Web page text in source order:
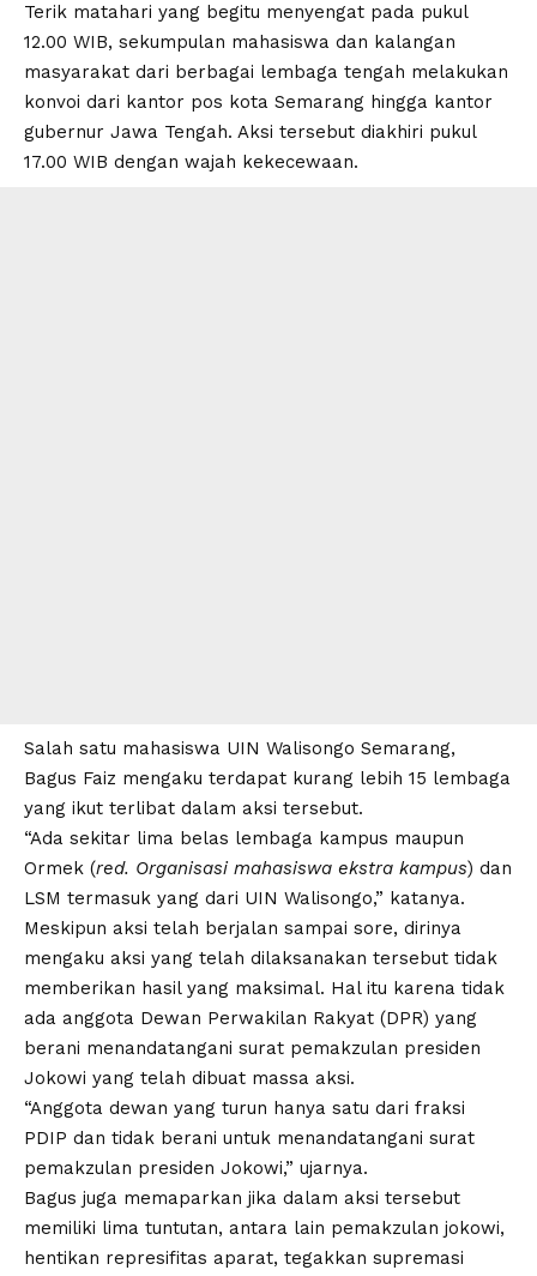
Terik matahari yang begitu menyengat pada pukul
12.00 WIB, sekumpulan mahasiswa dan kalangan
masyarakat dari berbagai lembaga tengah melakukan
konvoi dari kantor pos kota Semarang hingga kantor
gubernur Jawa Tengah. Aksi tersebut diakhiri pukul
17.00 WIB dengan wajah kekecewaan.
Salah satu mahasiswa UIN Walisongo Semarang,
Bagus Faiz mengaku terdapat kurang lebih 15 lembaga
yang ikut terlibat dalam aksi tersebut.
“Ada sekitar lima belas lembaga kampus maupun
Ormek (red. Organisasi mahasiswa ekstra kampus) dan
LSM termasuk yang dari UIN Walisongo,” katanya.
Meskipun aksi telah berjalan sampai sore, dirinya
mengaku aksi yang telah dilaksanakan tersebut tidak
memberikan hasil yang maksimal. Hal itu karena tidak
ada anggota Dewan Perwakilan Rakyat (DPR) yang
berani menandatangani surat pemakzulan presiden
Jokowi yang telah dibuat massa aksi.
“Anggota dewan yang turun hanya satu dari fraksi
PDIP dan tidak berani untuk menandatangani surat
pemakzulan presiden Jokowi,” ujarnya.
Bagus juga memaparkan jika dalam aksi tersebut
memiliki lima tuntutan, antara lain pemakzulan jokowi,
hentikan represifitas aparat, tegakkan supremasi